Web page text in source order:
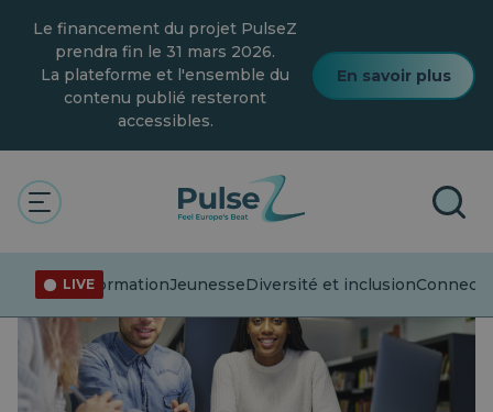
content
Le financement du projet PulseZ
prendra fin le 31 mars 2026.
La plateforme et l'ensemble du
contenu publié resteront
accessibles.
En savoir plus
LIVE
DésinformationJeunesseDiversité et inclusion